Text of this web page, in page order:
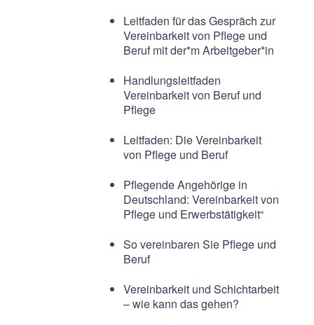
Leitfaden für das Gespräch zur
Vereinbarkeit von Pflege und
Beruf mit der*m Arbeitgeber*in
Handlungsleitfaden
Vereinbarkeit von Beruf und
Pflege
Leitfaden: Die Vereinbarkeit
von Pflege und Beruf
Pflegende Angehörige in
Deutschland: Vereinbarkeit von
Pflege und Erwerbstätigkeit“
So vereinbaren Sie Pflege und
Beruf
Vereinbarkeit und Schichtarbeit
– wie kann das gehen?